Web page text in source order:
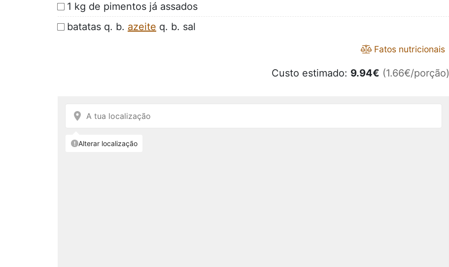
1 kg de pimentos já assados
batatas q. b. azeite q. b. sal
Fatos nutricionais
Custo estimado: 9.94€ (1.66€/porção)